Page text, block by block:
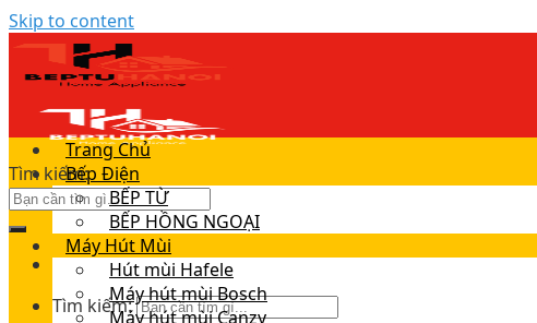
Skip to content
Tìm kiếm:
Tìm kiếm:
Trang Chủ
Bếp Điện
BẾP TỪ
BẾP HỒNG NGOẠI
Máy Hút Mùi
Hút mùi Hafele
Máy hút mùi Bosch
Máy hút mùi Canzy